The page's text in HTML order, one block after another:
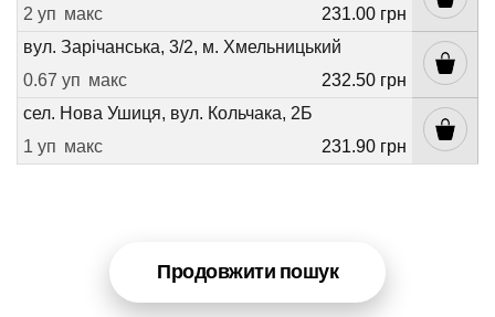
2 уп макс
231.00 грн
вул. Зарічанська, 3/2, м. Хмельницький
0.67 уп макс
232.50 грн
сел. Нова Ушиця, вул. Кольчака, 2Б
1 уп макс 231.90 грн
Продовжити пошук